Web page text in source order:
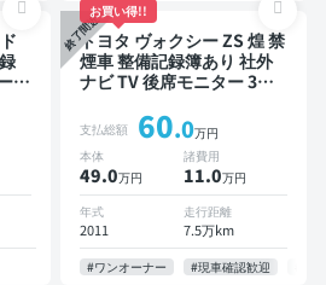
デ
終了間近
お買い得!!
トヨタ ヴォクシー ZS 煌 禁
煙車 整備記録簿あり 社外
ナビ TV 後席モニター 3列
社外アルミ 両側電動スライ
ドドア 7人乗り
支払総額 60.0万円
本体
49.0万円
諸費用
11.0万円
年式
2011
走行距離
7.5万km
#ワンオーナー #現車確認歓迎